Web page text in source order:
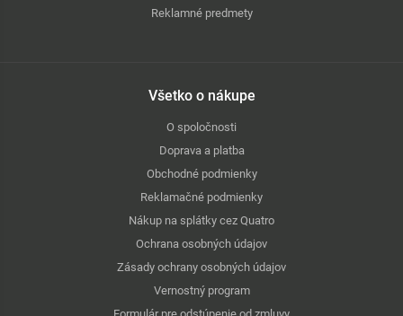
Reklamné predmety
Všetko o nákupe
O spoločnosti
Doprava a platba
Obchodné podmienky
Reklamačné podmienky
Nákup na splátky cez Quatro
Ochrana osobných údajov
Zásady ochrany osobných údajov
Vernostný program